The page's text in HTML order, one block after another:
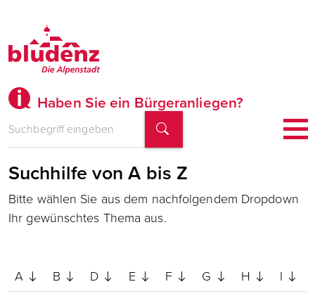
Haben Sie ein Bürgeranliegen?
Suchhilfe von A bis Z
Bitte wählen Sie aus dem nachfolgendem Dropdown
Ihr gewünschtes Thema aus.
A B D E F G H
I